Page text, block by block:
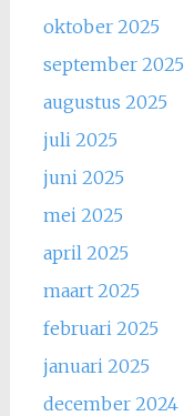
oktober 2025
september 2025
augustus 2025
juli 2025
juni 2025
mei 2025
april 2025
maart 2025
februari 2025
januari 2025
december 2024